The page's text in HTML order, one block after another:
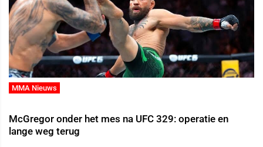
MMA Nieuws
McGregor onder het mes na UFC 329: operatie en
lange weg terug